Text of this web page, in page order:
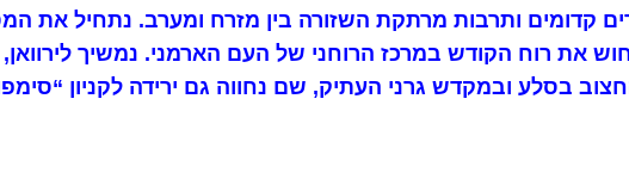
קדומים ותרבות מרתקת השזורה בין מזרח ומערב. נתחיל את
את רוח הקודש במרכז הרוחני של העם הארמני. נמשיך
בסלע ובמקדש גרני העתיק, שם נחווה גם ירידה לקניון